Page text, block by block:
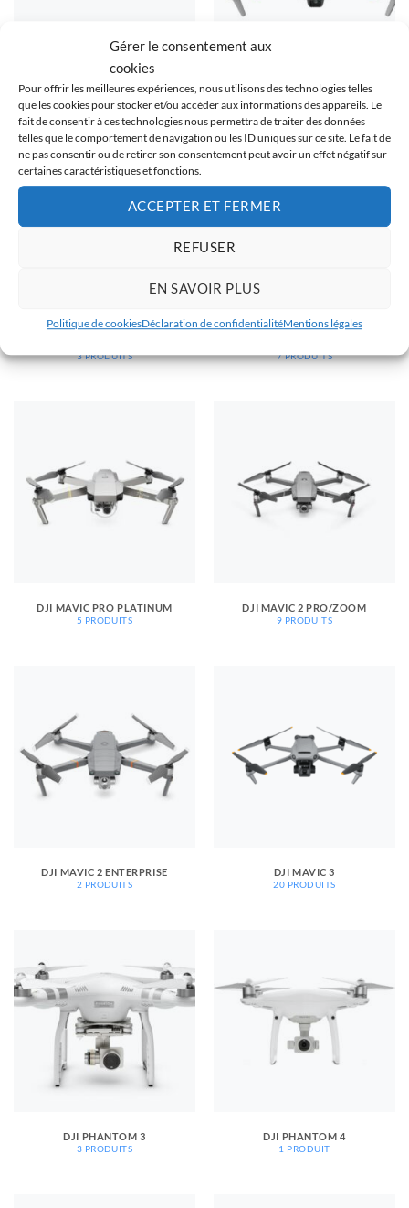
Gérer le consentement aux
cookies
Pour offrir les meilleures expériences, nous utilisons des technologies telles
que les cookies pour stocker et/ou accéder aux informations des appareils. Le
fait de consentir à ces technologies nous permettra de traiter des données
telles que le comportement de navigation ou les ID uniques sur ce site. Le fait de
ne pas consentir ou de retirer son consentement peut avoir un effet négatif sur
certaines caractéristiques et fonctions.
ACCEPTER ET FERMER
REFUSER
EN SAVOIR PLUS
Politique de cookiesDéclaration de confidentialitéMentions légales
9 PRODUITS 5 PRODUITS
3 PRODUITS 7 PRODUITS
DJI MAVIC PRO PLATINUM
5 PRODUITS
DJI MAVIC 2 PRO/ZOOM
9 PRODUITS
DJI MAVIC 2 ENTERPRISE
2 PRODUITS
DJI MAVIC 3
20 PRODUITS
DJI PHANTOM 3
3 PRODUITS
DJI PHANTOM 4
1 PRODUIT